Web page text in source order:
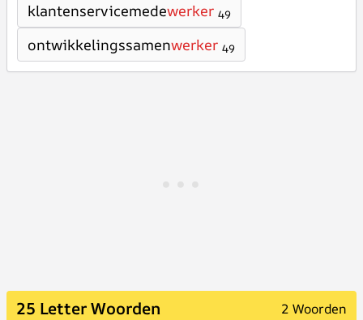
klantenservicemedewerker 49
ontwikkelingssamenwerker 49
25 Letter Woorden 2 Woorden